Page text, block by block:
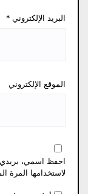
البريد الإلكتروني *
الموقع الإلكتروني
احفظ اسمي، بريدي
لاستخدامها المرة